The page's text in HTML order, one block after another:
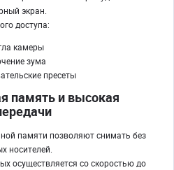
экран.
доступа:
камеры
зума
пресеты
память и высокая
памяти позволяют снимать без
носителей.
осуществляется со скоростью до